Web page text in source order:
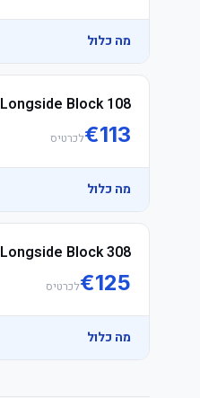
מה כלול
Longside Block 108
€113 לכרטיס
מה כלול
Longside Block 308
€125 לכרטיס
מה כלול